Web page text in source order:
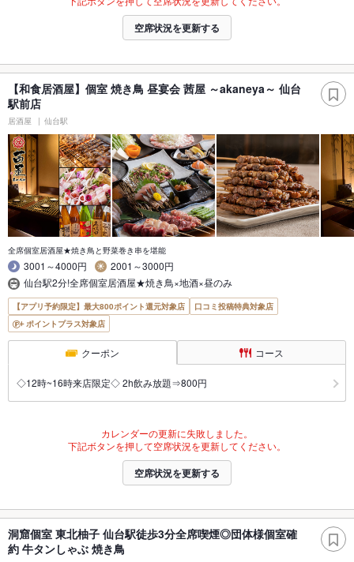
空席状況を更新する
【和食居酒屋】個室 焼き鳥 昼宴会 茜屋 ～akaneya～ 仙台
駅前店
居酒屋 仙台駅
全席個室居酒屋★焼き鳥と野菜巻き串を堪能
3001～4000円
2001～3000円
仙台駅2分!全席個室居酒屋★焼き鳥×地酒×昼のみ
【アプリ予約限定】最大800ポイント還元対象店
口コミ投稿特典対象店
ポイントプラス対象店
クーポン コース
◇12時~16時来店限定◇ 2h飲み放題⇒800円
カレンダーの更新に失敗しました。
下記ボタンを押して空席状況を更新してください。
空席状況を更新する
洞窟個室 東北柚子 仙台駅徒歩3分全席喫煙◎団体様個室確
約 牛タンしゃぶ 焼き鳥